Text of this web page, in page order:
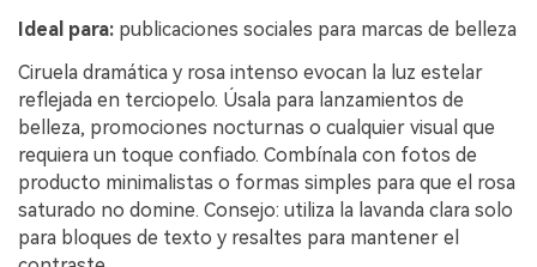
Ideal para: publicaciones sociales para marcas de belleza
Ciruela dramática y rosa intenso evocan la luz estelar
reflejada en terciopelo. Úsala para lanzamientos de
belleza, promociones nocturnas o cualquier visual que
requiera un toque confiado. Combínala con fotos de
producto minimalistas o formas simples para que el rosa
saturado no domine. Consejo: utiliza la lavanda clara solo
para bloques de texto y resaltes para mantener el